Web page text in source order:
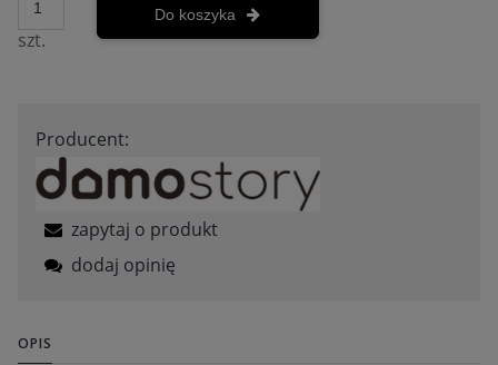
szt.
Do koszyka
Producent:
zapytaj o produkt
dodaj opinię
OPIS